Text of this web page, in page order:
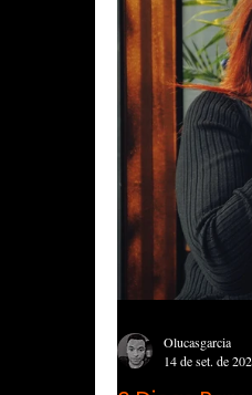
Olucasgarcia
14 de set. de